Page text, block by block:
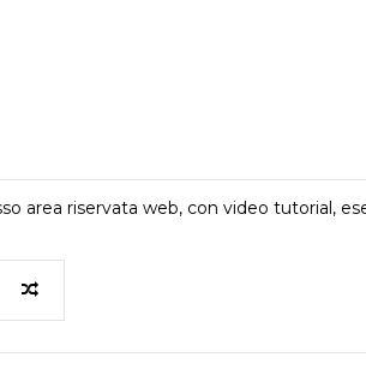
area riservata web, con video tutorial,